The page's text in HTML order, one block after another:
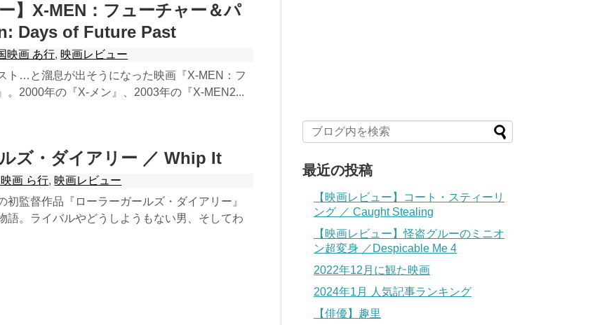
】X-MEN：フューチャー＆パ
Days of Future Past
映画 あ行, 映画レビュー
ト…と溜息が出そうになった映画『X-MEN：フ
。2000年の『X-メン』、2003年の『X-MEN2...
ズ・ダイアリー ／ Whip It
画 ら行, 映画レビュー
初監督作品『ローラーガールズ・ダイアリー』
語。ライバルやどうしようもない男、そしてわ
最近の投稿
【映画レビュー】コート・スティーリ
ング ／ Caught Stealing
【映画レビュー】怪盗グルーのミニオ
ン超変身 ／Despicable Me 4
2022年12月に観た映画
2024年1月 人気記事ランキング
【俳優】趣里